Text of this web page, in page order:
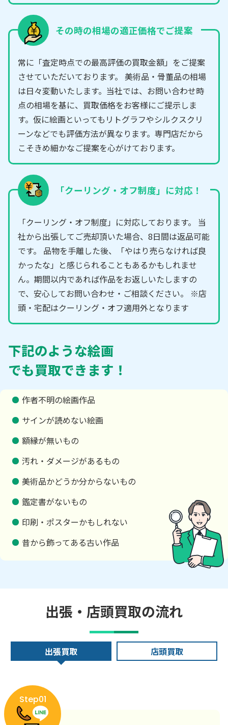
その時の相場の適正価格でご提案
常に「査定時点での最高評価の買取金額」をご提案
させていただいております。 美術品・骨董品の相場
は日々変動いたします。当社では、お問い合わせ時
点の相場を基に、買取価格をお客様にご提示しま
す。仮に絵画といってもリトグラフやシルクスクリ
ーンなどでも評価方法が異なります。専門店だから
こそきめ細かなご提案を心がけております。
「クーリング・オフ制度」に対応！
「クーリング・オフ制度」に対応しております。 当
社から出張してご売却頂いた場合、8日間は返品可能
です。 品物を手離した後、「やはり売らなければ良
かったな」と感じられることもあるかもしれませ
ん。期間以内であれば作品をお返しいたしますの
で、安心してお問い合わせ・ご相談ください。 ※店
頭・宅配はクーリング・オフ適用外となります
下記のような絵画
でも買取できます！
作者不明の絵画作品
サインが読めない絵画
額縁が無いもの
汚れ・ダメージがあるもの
美術品かどうか分からないもの
鑑定書がないもの
印刷・ポスターかもしれない
昔から飾ってある古い作品
出張・店頭買取の流れ
出張買取 店頭買取
Step01